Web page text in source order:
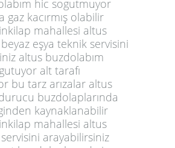
hic sogutmuyor
gaz kacırmış olabilir
mahallesi altus
eşya teknik servisini
altus buzdolabım
alt tarafı
bu tarz arızalar altus
buzdolaplarında
kaynaklanabilir
mahallesi altus
arayabilirsiniz